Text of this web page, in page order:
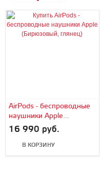
AirPods - беспроводные
наушники Apple
(Бирюзовый, глянец)
16 990 руб.
В КОРЗИНУ